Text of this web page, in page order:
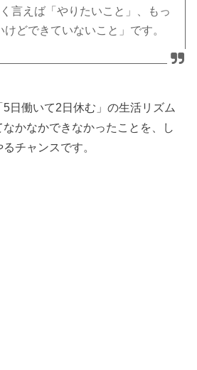
言えば「やりたいこと」、もっ
どできていないこと」です。
日働いて2日休む」の生活リズム
かなかできなかったことを、し
チャンスです。